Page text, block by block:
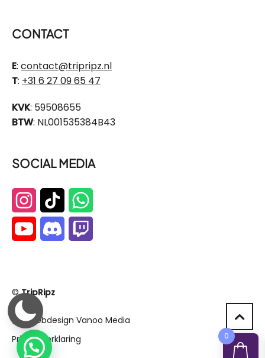
CONTACT
E: contact@tripripz.nl
T: +31 6 27 09 65 47
KVK: 59508655
BTW: NL001535384B43
SOCIAL MEDIA
©TripRipz
Webdesign Vanoo Media
Privacyverklaring
0